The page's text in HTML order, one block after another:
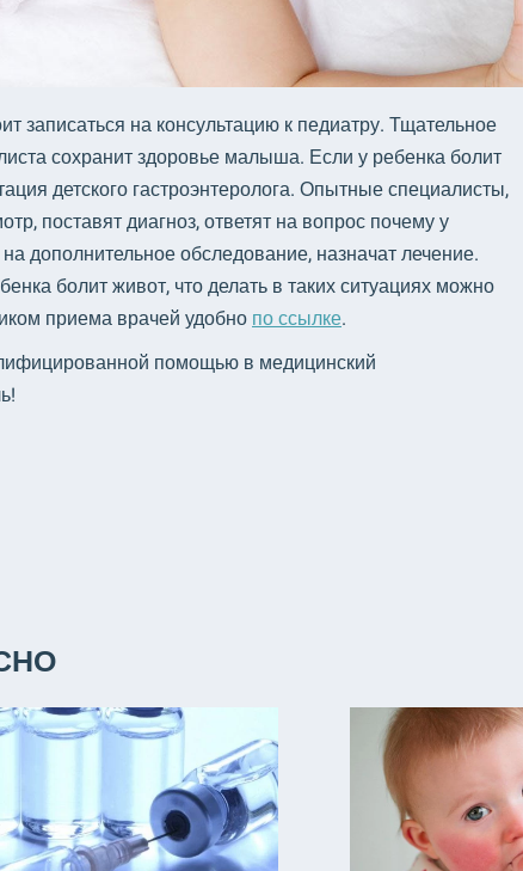
записаться на консультацию к педиатру. Тщательное
сохранит здоровье малыша. Если у ребенка болит
детского гастроэнтеролога. Опытные специалисты,
поставят диагноз, ответят на вопрос почему у
дополнительное обследование, назначат лечение.
болит живот, что делать в таких ситуациях можно
приема врачей удобнопо ссылке.
помощью в медицинский